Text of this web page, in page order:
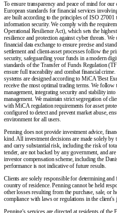
To ensure transparency and peace of mind for
European standards for financial services
are built according to the principles of ISO 27001
information security. We comply with the
Operational Resilience Act), which sets the
resilience and protection against cyber threats.
financial data exchange to ensure precise and
settlement and client-asset processes follow the
security, safeguarding your funds in a modern
standards of the Transfer of Funds Regulation
ensure full traceability and combat financial
systems are designed according to MiCA 'Best
receive the most optimal trading terms. We
management, integrating security and stability
management. We maintain strict segregation of
with MiCA regulation requirements for asset
configured to detect and prevent market abuse,
environment for all users.
Penning does not provide investment advice,
kind. All investment decisions are made solely
and carry substantial risk, including the risk of
tender, are not backed by any government, and
investor compensation scheme, including the
performance is not indicative of future results.
Clients are solely responsible for determining
country of residence. Penning cannot be held
other losses resulting from the purchase, sale, or
compliance with laws or regulations in the client's